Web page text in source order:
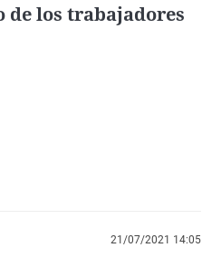
de los trabajadores
21/07/2021 14:05